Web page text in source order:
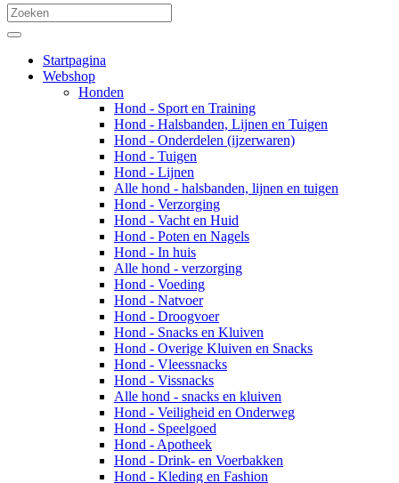
Startpagina
Webshop
Honden
Hond - Sport en Training
Hond - Halsbanden, Lijnen en Tuigen
Hond - Onderdelen (ijzerwaren)
Hond - Tuigen
Hond - Lijnen
Alle hond - halsbanden, lijnen en tuigen
Hond - Verzorging
Hond - Vacht en Huid
Hond - Poten en Nagels
Hond - In huis
Alle hond - verzorging
Hond - Voeding
Hond - Natvoer
Hond - Droogvoer
Hond - Snacks en Kluiven
Hond - Overige Kluiven en Snacks
Hond - Vleessnacks
Hond - Vissnacks
Alle hond - snacks en kluiven
Hond - Veiligheid en Onderweg
Hond - Speelgoed
Hond - Apotheek
Hond - Drink- en Voerbakken
Hond - Kleding en Fashion